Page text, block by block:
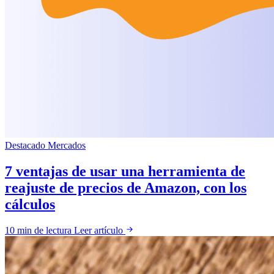
Destacado Mercados
7 ventajas de usar una herramienta de
reajuste de precios de Amazon, con los
cálculos
10 min de lectura Leer artículo